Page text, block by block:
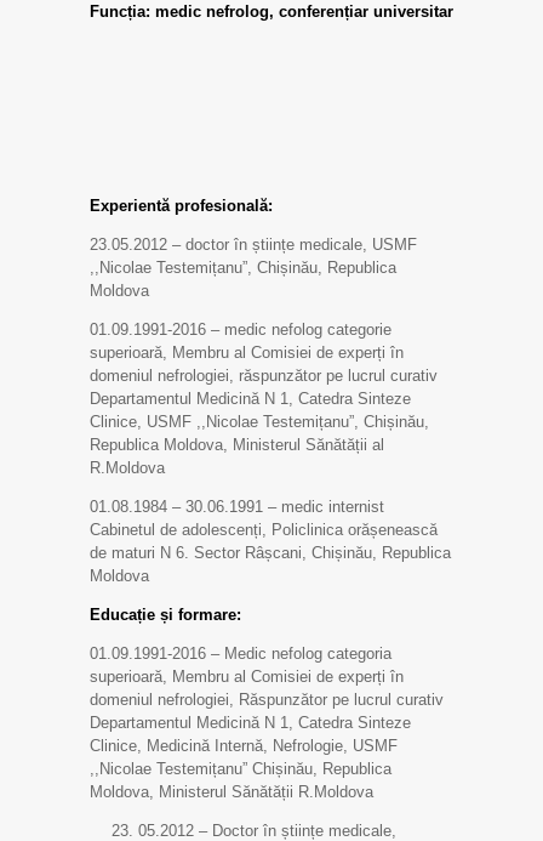
Funcția: medic nefrolog, conferențiar universitar
Experientă profesională:
23.05.2012 – doctor în științe medicale, USMF
,,Nicolae Testemițanu”, Chișinău, Republica
Moldova
01.09.1991-2016 – medic nefolog categorie
superioară, Membru al Comisiei de experți în
domeniul nefrologiei, răspunzător pe lucrul curativ
Departamentul Medicină N 1, Catedra Sinteze
Clinice, USMF ,,Nicolae Testemițanu”, Chișinău,
Republica Moldova, Ministerul Sănătății al
R.Moldova
01.08.1984 – 30.06.1991 – medic internist
Cabinetul de adolescenți, Policlinica orășenească
de maturi N 6. Sector Râșcani, Chișinău, Republica
Moldova
Educație și formare:
01.09.1991-2016 – Medic nefolog categoria
superioară, Membru al Comisiei de experți în
domeniul nefrologiei, Răspunzător pe lucrul curativ
Departamentul Medicină N 1, Catedra Sinteze
Clinice, Medicină Internă, Nefrologie, USMF
,,Nicolae Testemițanu” Chișinău, Republica
Moldova, Ministerul Sănătății R.Moldova
05.2012 – Doctor în științe medicale,